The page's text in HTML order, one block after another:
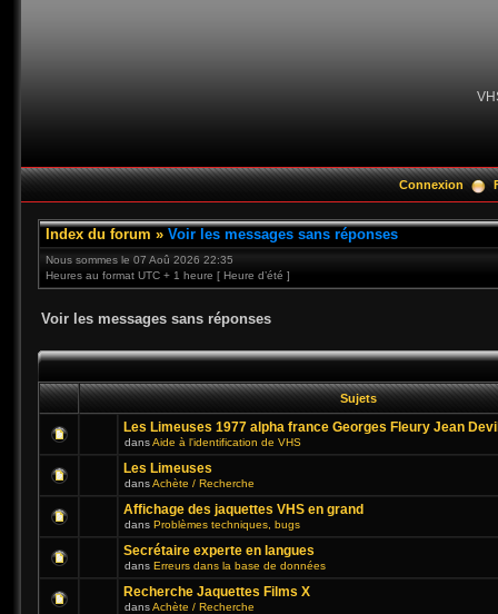
Connexion
Index du forum » Voir les messages sans réponses
Nous sommes le 07 Aoû 2026 22:35
Heures au format UTC + 1 heure [ Heure d’été ]
Voir les messages sans réponses
Sujets
Les Limeuses 1977 alpha france Georges Fleury Jean
dansAide à l'identification de VHS
Les Limeuses
dansAchète / Recherche
Affichage des jaquettes VHS en grand
dans Problèmes techniques, bugs
Secrétaire experte en langues
dans Erreurs dans la base de données
Recherche Jaquettes Films X
dansAchète / Recherche